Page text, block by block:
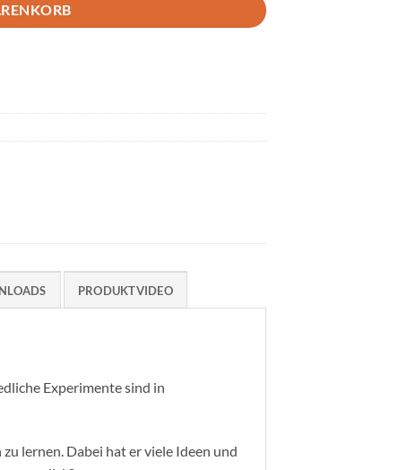
PRODUKTVIDEO
Experimente sind in
lernen. Dabei hat er viele Ideen und